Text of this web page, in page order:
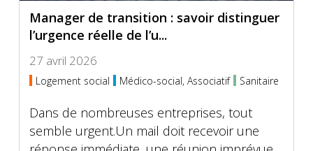
Manager de transition : savoir distinguer
l’urgence réelle de l’u...
27 avril 2026
Logement social Médico-social, Associatif Sanitaire
Dans de nombreuses entreprises, tout
semble urgent.Un mail doit recevoir une